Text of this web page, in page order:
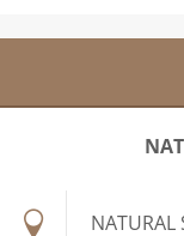
NATURAL